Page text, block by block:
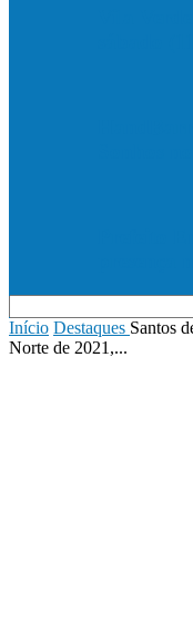
Início Destaques Santos
Norte de 2021,...